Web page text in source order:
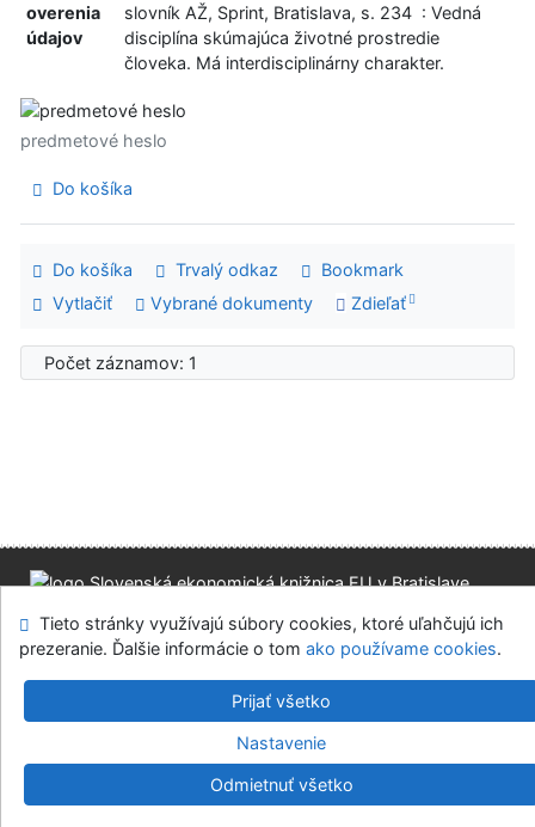
overenia
údajov
slovník AŽ, Sprint, Bratislava, s. 234 : Vedná
disciplína skúmajúca životné prostredie
človeka. Má interdisciplinárny charakter.
predmetové heslo
Do košíka
Do košíka Trvalý odkaz
Bookmark
Vytlačiť
Vybrané dokumenty Zdieľať
Počet záznamov: 1
Mapa stránok Prístupnosť
Súkromie
Modul OpenSearch
Napíšte nám Nastavenie cookies
Slovenská ekonomická knižnica EU v Bratislave
v.4.8.63a-Cosmotron Slovakia, s.r.o.
Tieto stránky využívajú súbory cookies, ktoré uľahčujú ich
prezeranie. Ďalšie informácie o tom ako používame cookies.
Prijať všetko
Nastavenie
Odmietnuť všetko